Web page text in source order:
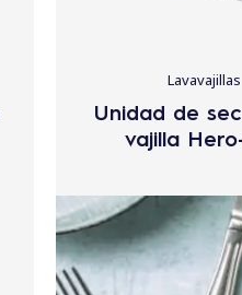
Lavavajillas
Unidad de
vajilla